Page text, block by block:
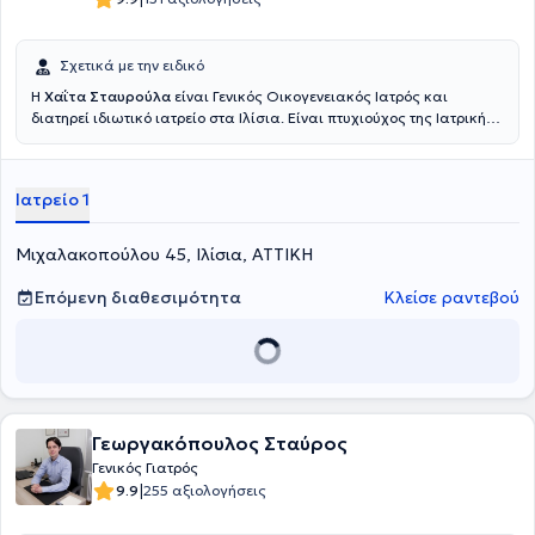
Σχετικά με την ειδικό
Η Χαΐτα Σταυρούλα είναι Γενικός Οικογενειακός Ιατρός και
διατηρεί ιδιωτικό ιατρείο στα Ιλίσια. Είναι πτυχιούχος της Ιατρικής
Γενική Οικογενειακή Ιατρική στο Ναυτικό Νοσοκομείο Αθηνών και
Γήρανσης και Χρόνιων Νοσημάτων από το Ελληνικό Ανοικτό
Πανεπιστήμιο σε συνεργασία με το τμήμα Ιατρικής του
Πανεπιστημίου της Θεσσαλίας.
Ιατρείο 1
Μιχαλακοπούλου 45, Ιλίσια, ΑΤΤΙΚΗ
Επόμενη διαθεσιμότητα
Κλείσε ραντεβού
Γεωργακόπουλος Σταύρος
Γενικός Γιατρός
9.9|255 αξιολογήσεις